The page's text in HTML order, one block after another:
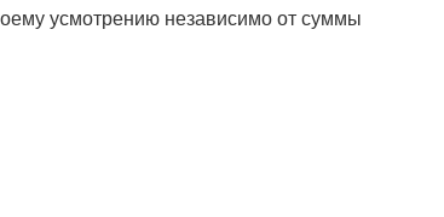
усмотрению независимо от суммы